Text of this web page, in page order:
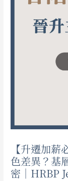
【升遷加
色差異？基
密｜HRBP